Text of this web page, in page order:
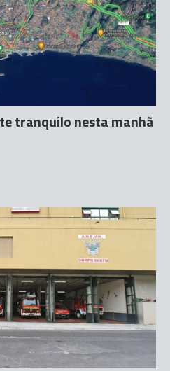
tranquilo nesta manhã